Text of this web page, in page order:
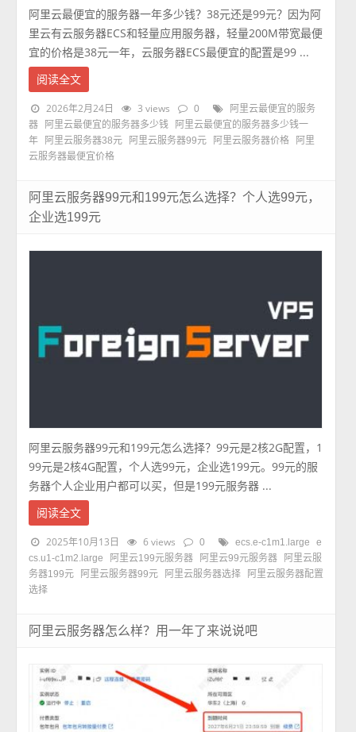
阿里云最便宜的服务器一年多少钱？38元还是99元？因为阿
里云有云服务器ECS和轻量应用服务器，轻量200M带宽最便
宜的价格是38元一年，云服务器ECS最便宜的配置是99 ...
阅读全文
2026年2月24日 3 views 0
阿里云最便宜的服务
器
阿里云最便宜的服务器多少钱
阿里云最便宜的服务器多少钱一
年
阿里云服务器38元 阿里云服务器99元 阿里云服务器价格
阿里
云服务器最便宜价格
阿里云服务器99元和199元怎么选择？个人选99元，
企业选199元
阿里云服务器99元和199元怎么选择？99元是2核2G配置，1
99元是2核4G配置，个人选99元，企业选199元。99元的服
务器个人企业用户都可以买，但是199元服务器 ...
阅读全文
2025年10月13日 6 views 0 ecs.e-c1m1.large
e
cs.u1-c1m2.large
阿里云199元服务器 阿里云99元服务器
阿里云服
务器199元
阿里云服务器99元 阿里云服务器选择
阿里云服务器配置
选择
阿里云服务器怎么样？用一年了来说说吧